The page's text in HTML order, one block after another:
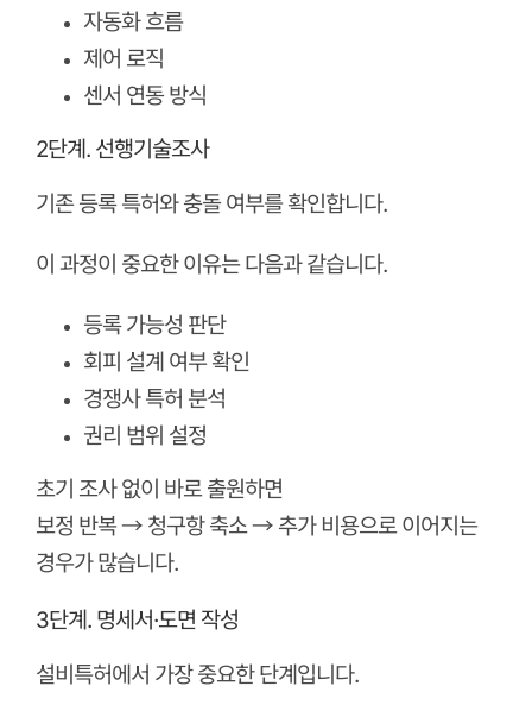
자동화 흐름
제어 로직
센서 연동 방식
2단계. 선행기술조사
기존 등록 특허와 충돌 여부를 확인합니다.
이 과정이 중요한 이유는 다음과 같습니다.
등록 가능성 판단
회피 설계 여부 확인
경쟁사 특허 분석
권리 범위 설정
초기 조사 없이 바로 출원하면
보정 반복 → 청구항 축소 → 추가 비용으로 이어지는
경우가 많습니다.
3단계. 명세서·도면 작성
설비특허에서 가장 중요한 단계입니다.